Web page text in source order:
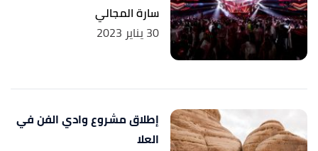
سارة المجالي
30 يناير 2023
إطلاق مشروع وادي الفن في
العلا